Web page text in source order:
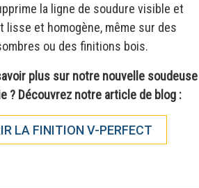
la ligne de soudure visible et
lisse et homogène, même sur des
ou des finitions bois.
plus sur notre nouvelle soudeuse
? Découvrez notre article de blog :
LA FINITION V-PERFECT